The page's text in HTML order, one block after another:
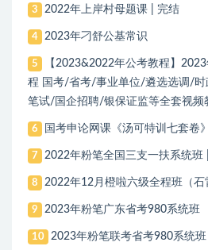
3 2022年上岸村母题课 | 完结
4 2023年刁舒公基常识
5
【2023&2022年公考教程】
程 国考/省考/事业单位/遴选选调/
笔试/国企招聘/银保证监等全套视频
6 国考申论网课《汤可特训七套卷》
7 2022年粉笔全国三支一扶系统班
8 2022年12月橙啦六级全程班（石
9 2023年粉笔广东省考980系统班
10 2023年粉笔联考省考980系统班